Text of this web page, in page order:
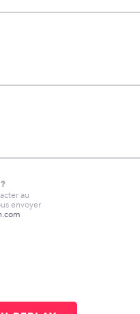
au
envoyer